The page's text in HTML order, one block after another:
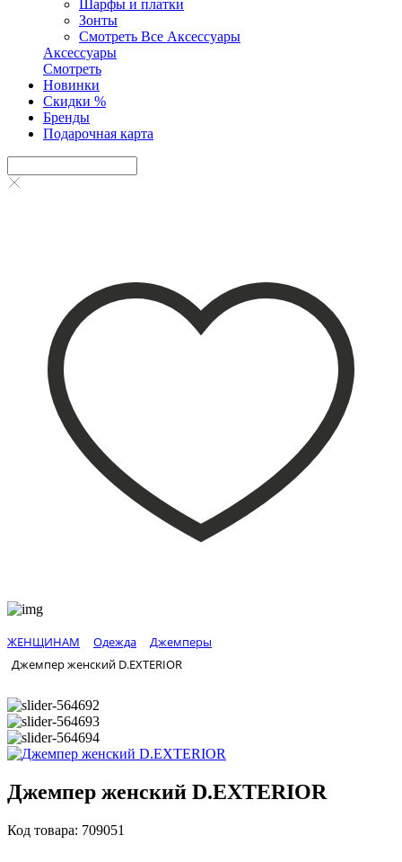
Шарфы и платки
Зонты
Смотреть Все Аксессуары
Аксессуары
Смотреть
Новинки
Скидки %
Бренды
Подарочная карта
ЖЕНЩИНАМ Одежда
Джемперы
Джемпер женский D.EXTERIOR
Джемпер женский D.EXTERIOR
Код товара: 709051